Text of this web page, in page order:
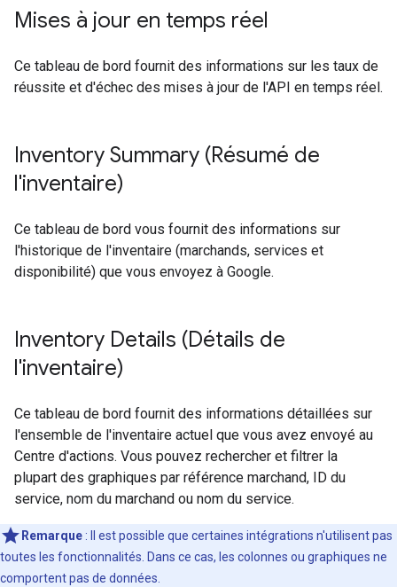
Mises à jour en temps réel
Ce tableau de bord fournit des informations sur les taux de
réussite et d'échec des mises à jour de l'API en temps réel.
Inventory Summary (Résumé de
l'inventaire)
Ce tableau de bord vous fournit des informations sur
l'historique de l'inventaire (marchands, services et
disponibilité) que vous envoyez à Google.
Inventory Details (Détails de
l'inventaire)
Ce tableau de bord fournit des informations détaillées sur
l'ensemble de l'inventaire actuel que vous avez envoyé au
Centre d'actions. Vous pouvez rechercher et filtrer la
plupart des graphiques par référence marchand, ID du
service, nom du marchand ou nom du service.
Remarque : Il est possible que certaines intégrations n'utilisent pas
toutes les fonctionnalités. Dans ce cas, les colonnes ou graphiques ne
comportent pas de données.